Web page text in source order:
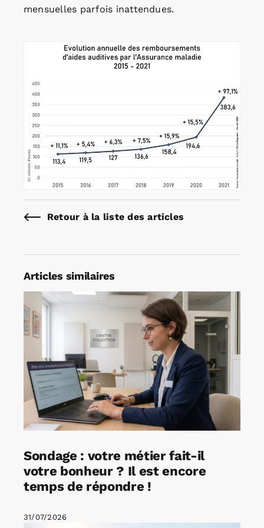
mensuelles parfois inattendues.
Retour à la liste des articles
Articles similaires
Sondage : votre métier fait-il
votre bonheur ? Il est encore
temps de répondre !
31/07/2026